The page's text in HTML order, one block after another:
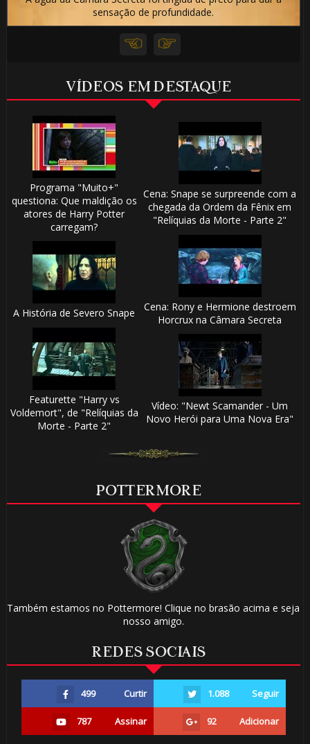
sensação de profundidade.
VÍDEOS EM DESTAQUE
Programa "Muito+"
questiona: Que maldição os
atores de Harry Potter
carregam?
Cena: Snape se surpreende com a
chegada da Ordem da Fênix em
"Relíquias da Morte - Parte 2"
A História de Severo Snape
Cena: Rony e Hermione destroem
Horcrux na Câmara Secreta
Featurette "Harry vs
Voldemort", de "Relíquias da
Morte - Parte 2"
Vídeo: "Newt Scamander - Um
Novo Herói para Uma Nova Era"
POTTERMORE
Também estamos no Pottermore! Clique no brasão acima e seja
nosso amigo.
REDES SOCIAIS
499 Curtir 1.088 Seguir
787 Assinar 92 Adicionar